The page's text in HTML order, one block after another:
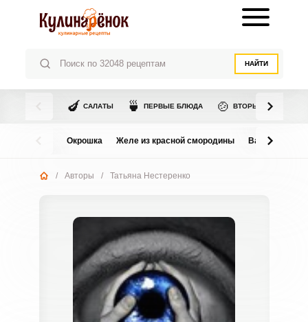
НАЙТИ
🍆 САЛАТЫ 🍵 ПЕРВЫЕ БЛЮДА 🍲 ВТОРЫЕ БЛЮДА
Окрошка Желе из красной смородины Варенье из
/ Авторы / Татьяна Нестеренко